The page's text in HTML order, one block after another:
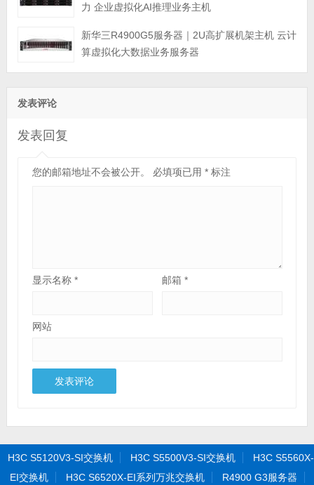
力 企业虚拟化AI推理业务主机
新华三R4900G5服务器｜2U高扩展机架主机 云计
算虚拟化大数据业务服务器
发表评论
发表回复
您的邮箱地址不会被公开。 必填项已用 *标注
显示名称 * 邮箱*
网站
H3C S5120V3-SI交换机 H3C S5500V3-SI交换机
H3C S5560X-
EI交换机
H3C S6520X-EI系列万兆交换机 R4900 G3服务器